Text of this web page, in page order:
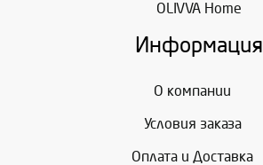
OLIVVA Home
Информация
О компании
Условия заказа
Оплата и Доставка